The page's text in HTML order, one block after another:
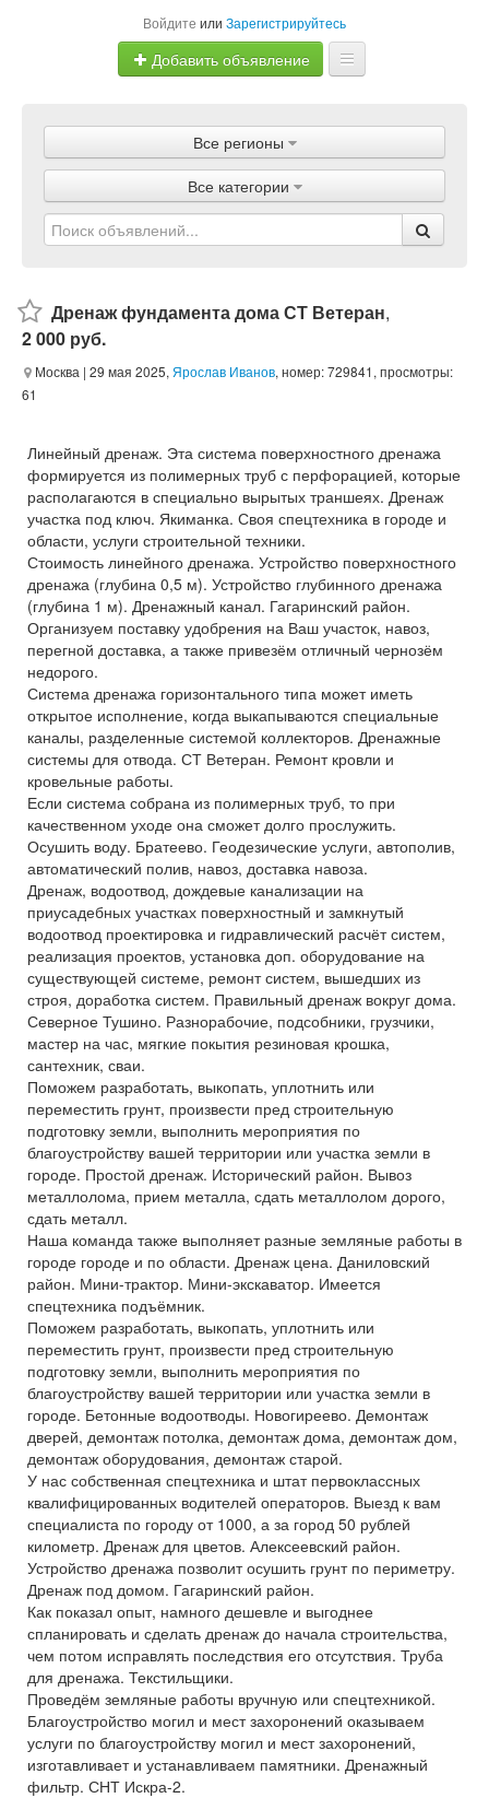
Войдите или Зарегистрируйтесь
Добавить объявление
Объявления
Магазины
Услуги
Все регионы
Все категории
Дренаж фундамента дома СТ Ветеран,
2 000 руб.
Москва | 29 мая 2025, Ярослав Иванов, номер: 729841, просмотры:
61
Линейный дренаж. Эта система поверхностного дренажа
формируется из полимерных труб с перфорацией, которые
располагаются в специально вырытых траншеях. Дренаж
участка под ключ. Якиманка. Своя спецтехника в городе и
области, услуги строительной техники.
Стоимость линейного дренажа. Устройство поверхностного
дренажа (глубина 0,5 м). Устройство глубинного дренажа
(глубина 1 м). Дренажный канал. Гагаринский район.
Организуем поставку удобрения на Ваш участок, навоз,
перегной доставка, а также привезём отличный чернозём
недорого.
Система дренажа горизонтального типа может иметь
открытое исполнение, когда выкапываются специальные
каналы, разделенные системой коллекторов. Дренажные
системы для отвода. СТ Ветеран. Ремонт кровли и
кровельные работы.
Если система собрана из полимерных труб, то при
качественном уходе она сможет долго прослужить.
Осушить воду. Братеево. Геодезические услуги, автополив,
автоматический полив, навоз, доставка навоза.
Дренаж, водоотвод, дождевые канализации на
приусадебных участках поверхностный и замкнутый
водоотвод проектировка и гидравлический расчёт систем,
реализация проектов, установка доп. оборудование на
существующей системе, ремонт систем, вышедших из
строя, доработка систем. Правильный дренаж вокруг дома.
Северное Тушино. Разнорабочие, подсобники, грузчики,
мастер на час, мягкие покытия резиновая крошка,
сантехник, сваи.
Поможем разработать, выкопать, уплотнить или
переместить грунт, произвести пред строительную
подготовку земли, выполнить мероприятия по
благоустройству вашей территории или участка земли в
городе. Простой дренаж. Исторический район. Вывоз
металлолома, прием металла, сдать металлолом дорого,
сдать металл.
Наша команда также выполняет разные земляные работы в
городе городе и по области. Дренаж цена. Даниловский
район. Мини-трактор. Мини-экскаватор. Имеется
спецтехника подъёмник.
Поможем разработать, выкопать, уплотнить или
переместить грунт, произвести пред строительную
подготовку земли, выполнить мероприятия по
благоустройству вашей территории или участка земли в
городе. Бетонные водоотводы. Новогиреево. Демонтаж
дверей, демонтаж потолка, демонтаж дома, демонтаж дом,
демонтаж оборудования, демонтаж старой.
У нас собственная спецтехника и штат первоклассных
квалифицированных водителей операторов. Выезд к вам
специалиста по городу от 1000, а за город 50 рублей
километр. Дренаж для цветов. Алексеевский район.
Устройство дренажа позволит осушить грунт по периметру.
Дренаж под домом. Гагаринский район.
Как показал опыт, намного дешевле и выгоднее
спланировать и сделать дренаж до начала строительства,
чем потом исправлять последствия его отсутствия. Труба
для дренажа. Текстильщики.
Проведём земляные работы вручную или спецтехникой.
Благоустройство могил и мест захоронений оказываем
услуги по благоустройству могил и мест захоронений,
изготавливает и устанавливаем памятники. Дренажный
фильтр. СНТ Искра-2.